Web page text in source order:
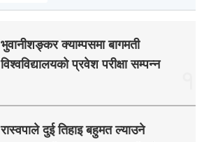
भुवानीशङ्कर क्याम्पसमा बागमती
विश्वविद्यालयको प्रवेश परीक्षा सम्पन्न
रास्वपाले दुई तिहाइ बहुमत ल्याउने